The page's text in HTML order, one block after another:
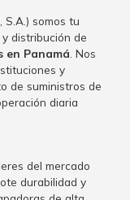
S.A.) somos tu
distribución de
en Panamá . Nos
y
de suministros de
diaria
del mercado
durabilidad y